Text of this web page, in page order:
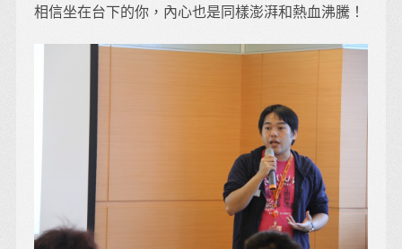
相信坐在台下的你，內心也是同樣澎湃和熱血沸騰！